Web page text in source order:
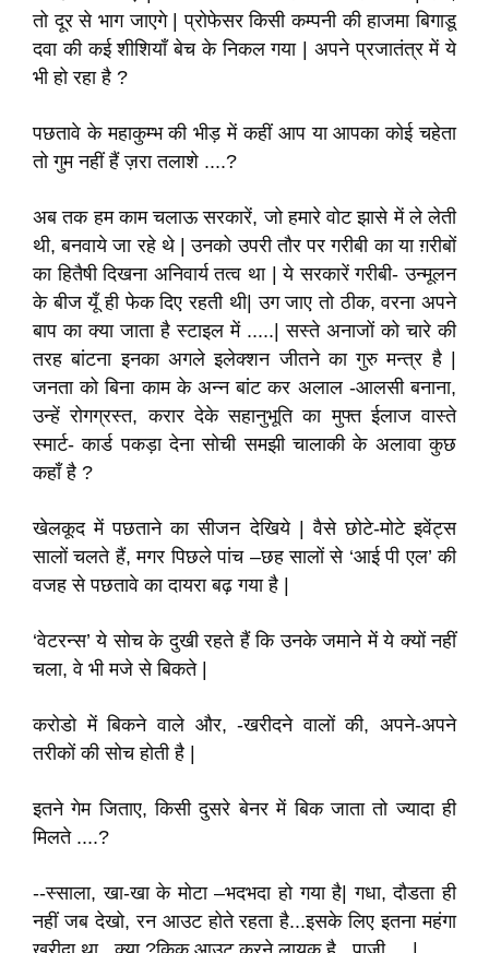
तो दूर से भाग जाएगे | प्रोफेसर किसी कम्पनी की हाजमा बिगाडू
दवा की कई शीशियाँ बेच के निकल गया | अपने प्रजातंत्र में ये
भी हो रहा है ?
पछतावे के महाकुम्भ की भीड़ में कहीं आप या आपका कोई चहेता
तो गुम नहीं हैं ज़रा तलाशे ....?
अब तक हम काम चलाऊ सरकारें, जो हमारे वोट झासे में ले लेती
थी, बनवाये जा रहे थे | उनको उपरी तौर पर गरीबी का या ग़रीबों
का हितैषी दिखना अनिवार्य तत्व था | ये सरकारें गरीबी- उन्मूलन
के बीज यूँ ही फेक दिए रहती थी| उग जाए तो ठीक, वरना अपने
बाप का क्या जाता है स्टाइल में .....| सस्ते अनाजों को चारे की
तरह बांटना इनका अगले इलेक्शन जीतने का गुरु मन्त्र है |
जनता को बिना काम के अन्न बांट कर अलाल -आलसी बनाना,
उन्हें रोगग्रस्त, करार देके सहानुभूति का मुफ्त ईलाज वास्ते
स्मार्ट- कार्ड पकड़ा देना सोची समझी चालाकी के अलावा कुछ
कहाँ है ?
खेलकूद में पछताने का सीजन देखिये | वैसे छोटे-मोटे इवेंट्स
सालों चलते हैं, मगर पिछले पांच –छह सालों से ‘आई पी एल’ की
वजह से पछतावे का दायरा बढ़ गया है |
‘वेटरन्स’ ये सोच के दुखी रहते हैं कि उनके जमाने में ये क्यों नहीं
चला, वे भी मजे से बिकते |
करोडो में बिकने वाले और, -खरीदने वालों की, अपने-अपने
तरीकों की सोच होती है |
इतने गेम जिताए, किसी दुसरे बेनर में बिक जाता तो ज्यादा ही
मिलते ....?
--स्साला, खा-खा के मोटा –भदभदा हो गया है| गधा, दौडता ही
नहीं जब देखो, रन आउट होते रहता है...इसके लिए इतना महंगा